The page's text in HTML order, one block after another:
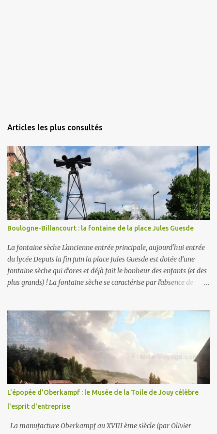
Articles les plus consultés
Boulogne-Billancourt : la fontaine de la place Jules Guesde
La fontaine sèche L'ancienne entrée principale, aujourd'hui entrée
du lycée Depuis la fin juin la place Jules Guesde est dotée d’une
fontaine sèche qui d’ores et déjà fait le bonheur des enfants (et des
plus grands) ! La fontaine sèche se caractérise par l'absence de
en fonctionnement, une aire de jeux aquatiques pour les petits et
les grands. En ce qui concerne son alimentation en eau, il faut
savoir que la ville comporte deux réseaux : un d’ eau potable pour
la consommation des humains et un d’ eau non potable (1) pour
l'arrosage des jardins et la voirie. C'est le second (non potable donc)
qui est ici utilisé . La fontaine fonctionne en circuit fermé : sa
consommation en eau est donc très faible . Par contre les potaches
du lycée ne manqueront pas un jour d'y déverser du liquide
vaisselle ou de la lessi...
L'épopée d'Oberkampf : le Musée de la Toile de Jouy célèbre
l'esprit d'entreprise
La manufacture Oberkampf au XVIII ème siècle (par Olivier